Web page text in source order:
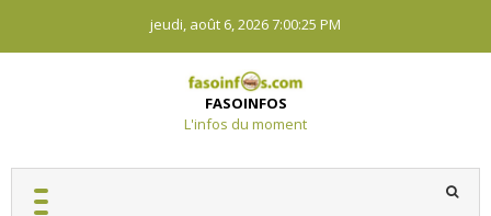
content
jeudi, août 6, 20267:00:25 PM
FASOINFOS
L'infos du moment